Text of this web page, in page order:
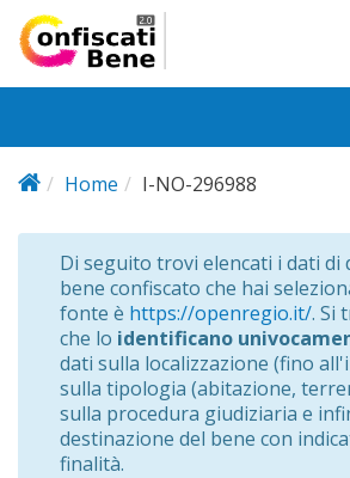
Salta al contenuto principale
Home
I-NO-296988
Di seguito trovi elencati i dati di
bene confiscato che hai
fonte è https://openregio.it/. Si
che lo identificano
dati sulla localizzazione (fino
sulla tipologia (abitazione,
sulla procedura giudiziaria e
destinazione del bene con
finalità.